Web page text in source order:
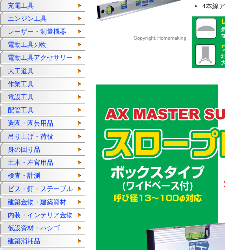
充電工具
エンジン工具
レーザー・測量機器
電動工具刃物
電動工具アクセサリー
大工道具
作業工具
電設工具
配管工具
造園・園芸用品
吊り上げ・荷役
身の回り品
土木・左官用品
検査・計測
ビス・釘・ステープル
建築金物・建築資材
内装・インテリア金物
仮設資材・ハシゴ
建築消耗品
4本線